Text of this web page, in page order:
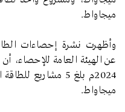
ميجاواط.
عن الهيئة العامة للإحصاء،
ميجاواط.